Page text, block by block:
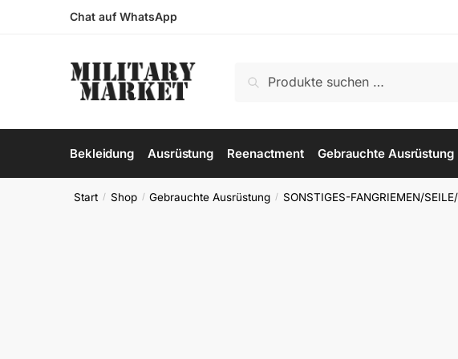
Chat auf WhatsApp
nach:
Suchen
Bekleidung Ausrüstung Reenactment Gebrauchte Ausrüstung
Start / Shop / Gebrauchte Ausrüstung / SONSTIGES-FANGRIEMEN/